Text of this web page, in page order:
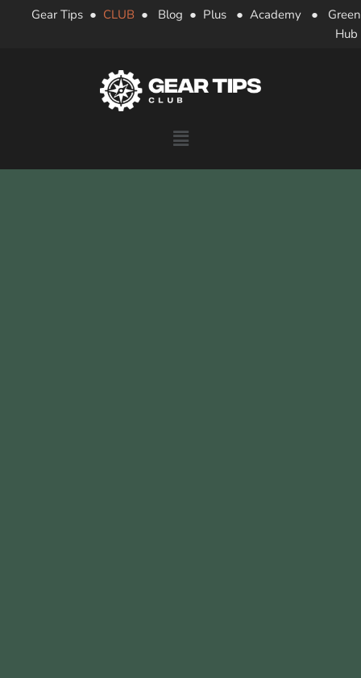
Gear Tips ● CLUB ● Blog ● Plus ● Academy ●
Green
Hub